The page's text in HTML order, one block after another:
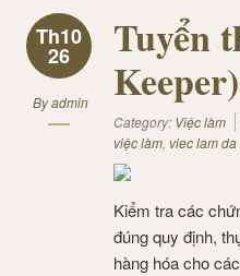
Th10
26
Byadmin
Tuyển
Keeper)
Category: Việc làm
việc làm, viec lam da
Kiểm tra các
đúng quy định,
hàng hóa cho